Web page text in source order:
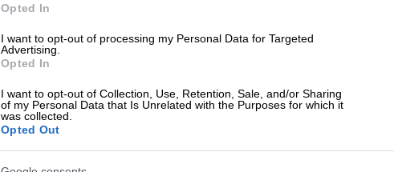
Opted In
I want to opt-out of processing my Personal Data for Targeted
Advertising.
Opted In
I want to opt-out of Collection, Use, Retention, Sale, and/or Sharing
of my Personal Data that Is Unrelated with the Purposes for which it
was collected.
Opted Out